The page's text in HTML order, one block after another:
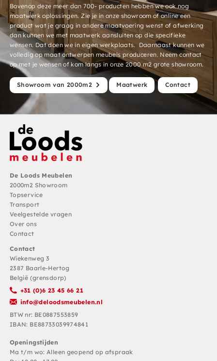
Bovenop deze meer dan 700- producten hebben we ook nog
maatwerk oplossingen. Zie je in onze showroom of online een
product wat je graag in andere maatvoering wenst of afwerking
dan kunnen we met maatwerk aansluiten op die specifieke
wensen. Dat doen we in eigen werkplaats. Daarnaast kunnen we
volledig op maat ontwerpen meubels produceren. Neem contact
op met je wensen of kom langs in onze 2000 m2 grote showroom.
Showroom van 2000m2 Maatwerk Contact
De Loods Meubelen
2000m2 Showroom
Topservice
Transport
Veelgestelde vragen
Over ons
Contact
Contact
Wiekenweg 3
2387 Baarle-Hertog
België (grensdorp)
+31 (0)6 23 45 66 21
info@deloodsmeubelen.nl
BTW nr: BE0887553859
IBAN: BE88733039974841
Openingstijden
Ma t/m wo: Alleen geopend op afspraak